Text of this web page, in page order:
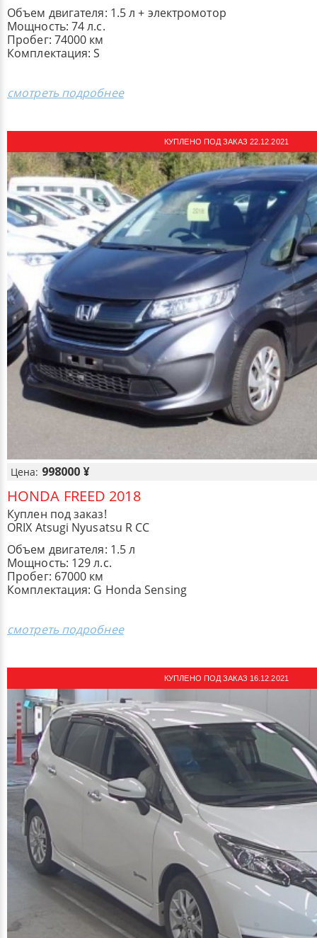
Объем двигателя: 1.5 л + электромотор
Мощность: 74 л.с.
Пробег: 74000 км
Комплектация: S
смотреть подробнее
КУПЛЕНО ПОД ЗАКАЗ 22.12.2021
Цена: 998000 ¥
HONDA FREED 2018
Куплен под заказ!
ORIX Atsugi Nyusatsu R CC
Объем двигателя: 1.5 л
Мощность: 129 л.с.
Пробег: 67000 км
Комплектация: G Honda Sensing
смотреть подробнее
КУПЛЕНО ПОД ЗАКАЗ 16.12.2021